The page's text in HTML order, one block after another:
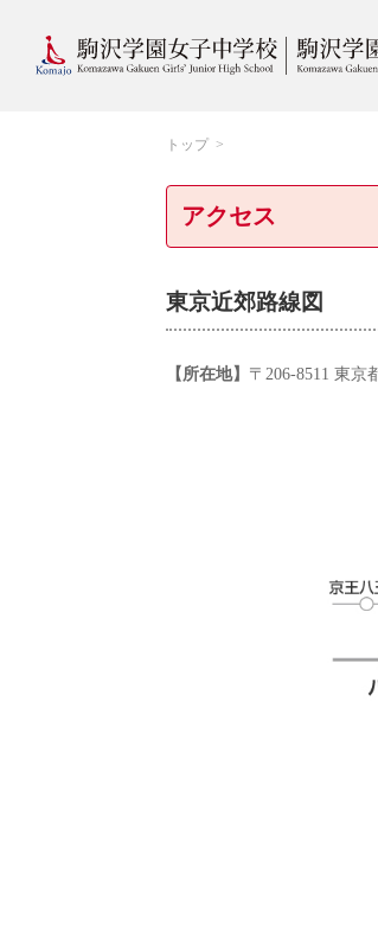
トップ
アクセス
東京近郊路線図
【所在地】 〒206-8511 東京